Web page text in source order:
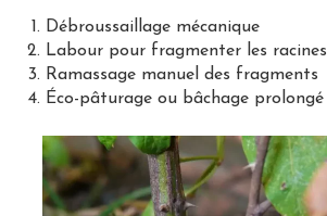
Débroussaillage mécanique
Labour pour fragmenter les racines
Ramassage manuel des fragments
Éco-pâturage ou bâchage prolongé